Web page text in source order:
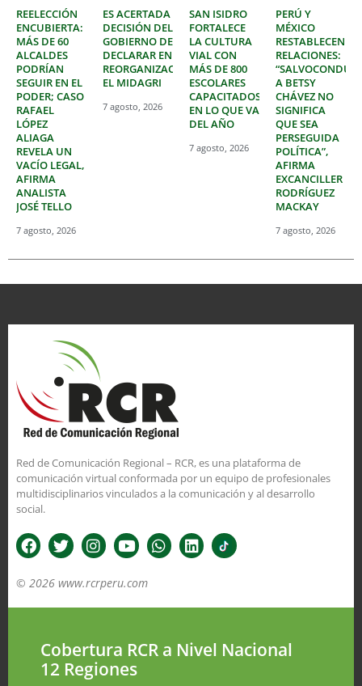
REELECCIÓN
ENCUBIERTA:
MÁS DE 60
ALCALDES
PODRÍAN
SEGUIR EN EL
PODER; CASO
RAFAEL
LÓPEZ
ALIAGA
REVELA UN
VACÍO LEGAL,
AFIRMA
ANALISTA
JOSÉ TELLO
7 agosto, 2026
ES ACERTADA
DECISIÓN DEL
GOBIERNO DE
DECLARAR EN
REORGANIZACIÓN
EL MIDAGRI
7 agosto, 2026
SAN ISIDRO
FORTALECE
LA CULTURA
VIAL CON
MÁS DE 800
ESCOLARES
CAPACITADOS
EN LO QUE VA
DEL AÑO
7 agosto, 2026
PERÚ Y
MÉXICO
RESTABLECEN
RELACIONES:
A BETSY
CHÁVEZ NO
SIGNIFICA
QUE SEA
PERSEGUIDA
POLÍTICA”,
AFIRMA
EXCANCILLER
RODRÍGUEZ
MACKAY
7 agosto, 2026
Red de Comunicación Regional – RCR, es una plataforma de
comunicación virtual conformada por un equipo de profesionales
multidisciplinarios vinculados a la comunicación y al desarrollo
social.
© 2026 www.rcrperu.com
Cobertura RCR a Nivel Nacional
12 Regiones